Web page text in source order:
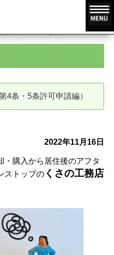
は本当に大変！(農地第4条・5条許可
4条・5条許可申請編）
2022年11月16日
・購入から居住後のアフタ
ストップの くさの工務店